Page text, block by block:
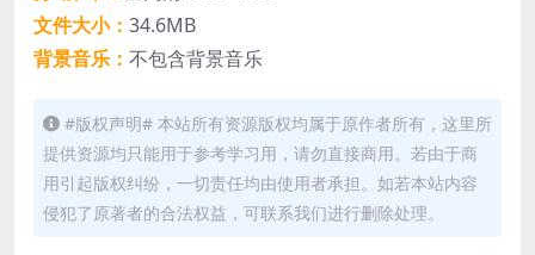
文件大小： 34.6MB
背景音乐： 不包含背景音乐
#版权声明# 本站所有资源版权均属于原作者所有，这里所
提供资源均只能用于参考学习用，请勿直接商用。若由于商
用引起版权纠纷，一切责任均由使用者承担。如若本站内容
侵犯了原著者的合法权益，可联系我们进行删除处理。